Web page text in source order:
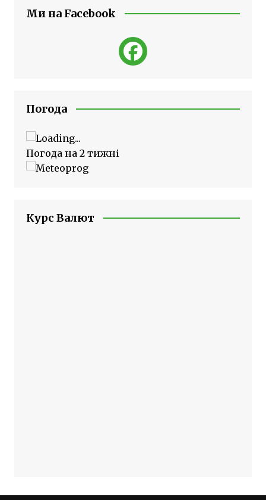
Ми на Facebook
Погода
Погода на 2 тижні
Курс Валют